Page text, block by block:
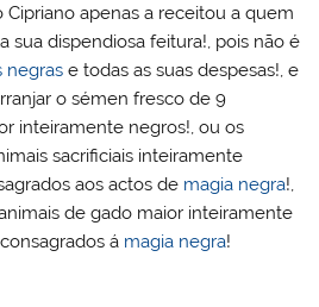
Cipriano apenas a receitou a quem
sua dispendiosa feitura!, pois não é
negras e todas as suas despesas!, e
o sémen fresco de 9
inteiramente negros!, ou os
sacrificiais inteiramente
aos actos de magia negra!,
de gado maior inteiramente
á magia negra!